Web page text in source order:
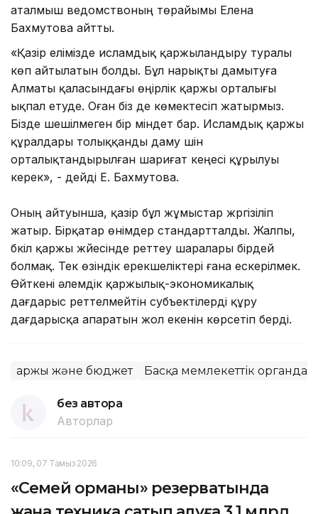
аталмыш ведомствоның төрайымы Елена
Бахмутова айтты.
«Қазір елімізде исламдық қаржыландыру туралы
көп айтылатын болды. Бұл нарықты дамытуға
Алматы қаласындағы өңірлік қаржы орталығы
ықпал етуде. Оған біз де көмектесіп жатырмыз.
Бізде шешілмеген бір міндет бар. Исламдық қаржы
құралдары толыққанды даму үшін
орталықтандырылған шариғат кеңесі құрылуы
керек», - дейді Е. Бахмутова.
Оның айтуынша, қазір бұл жұмыстар жүргізіліп
жатыр. Бірқатар өнімдер стандартталды. Жалпы,
бүкіл қаржы жүйесінде реттеу шаралары бірдей
болмақ. Тек өзіндік ерекшеліктері ғана ескерілмек.
Өйткені әлемдік қаржылық-экономикалық
дағдарыс реттелмейтін субъектілерді құру
дағдарысқа апаратын жол екенін көрсетіп берді.
Қаржы және бюджет Басқа мемлекеттік органдар
без автора
Авторлар
10:09, 07 Тамыз 2026
«Семей орманы» резерватында